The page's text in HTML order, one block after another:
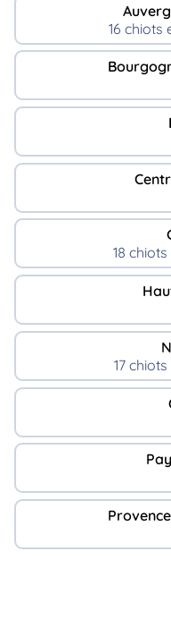
16 chiots
18
17